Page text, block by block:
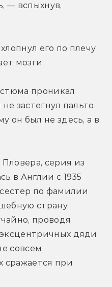
— вспыхнув,
его по плечу
мозги.
проникал
застегнул пальто.
он был не здесь, а в
серия из
в Англии с 1935
по фамилии
страну,
проводя
дяди
совсем
сражается при